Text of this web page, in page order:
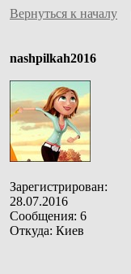
Вернуться к началу
nashpilkah2016
Зарегистрирован:
28.07.2016
Сообщения: 6
Откуда: Киев